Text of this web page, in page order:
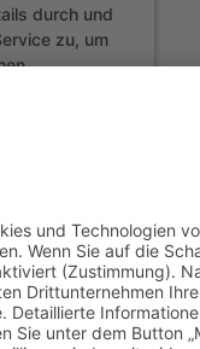
durch und
zu, um
Management